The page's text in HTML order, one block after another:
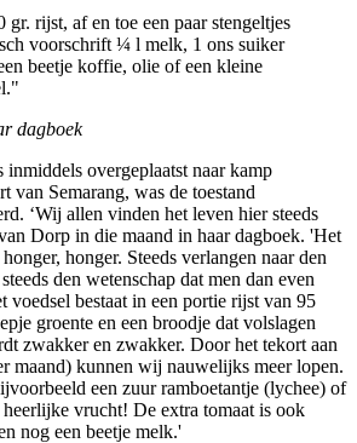
gr. rijst, af en toe een paar stengeltjes
voorschrift ¼ l melk, 1 ons suiker
beetje koffie, olie of een kleine
dagboek
overgeplaatst naar kamp
van Semarang, was de toestand
‘Wij allen vinden het leven hier steeds
Dorp in die maand in haar dagboek. 'Het
honger. Steeds verlangen naar den
den wetenschap dat men dan even
bestaat in een portie rijst van 95
groente en een broodje dat volslagen
zwakker en zwakker. Door het tekort aan
maand) kunnen wij nauwelijks meer lopen.
een zuur ramboetantje (lychee) of
vrucht! De extra tomaat is ook
nog een beetje melk.'